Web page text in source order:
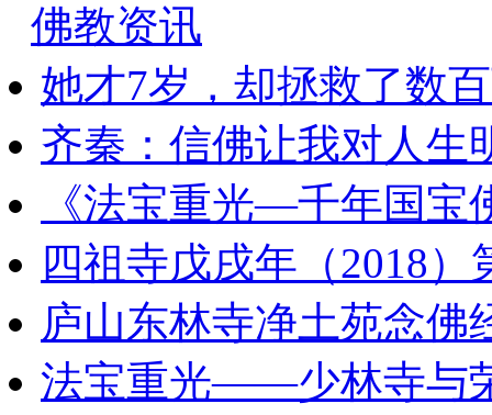
佛教资讯
她才7岁，却拯救了数
齐秦：信佛让我对人生
《法宝重光—千年国宝
四祖寺戊戌年（2018
庐山东林寺净土苑念佛
法宝重光——少林寺与